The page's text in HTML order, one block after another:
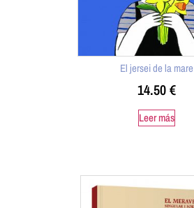
El jersei de la mare
14.50€
Leer más